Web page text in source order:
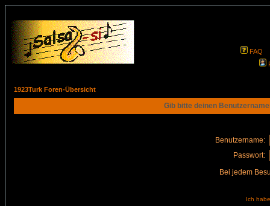
FAQ
1923Turk Foren-Übersicht
Gib bitte deinen
Benutzername:
Passwort:
Bei jedem
Ich